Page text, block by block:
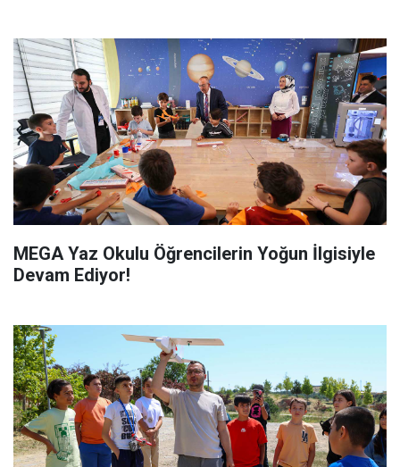
MEGA Yaz Okulu Öğrencilerin Yoğun İlgisiyle
Devam Ediyor!